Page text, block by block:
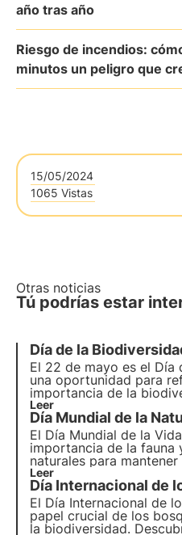
año tras año
Riesgo de incendios:
minutos un peligro que
15/05/2024
1065 Vistas
Otras noticias
Tú podrías estar
Día de la
El 22 de mayo es el
una oportunidad para
importancia de la
planeta. Celebre la
Lea nuestro artículo
Leer
Día Mundial de la
El Día Mundial de la
importancia de la fauna
naturales para
planeta. Descubre en
Día Mundial de la Vida
el compromiso de 3Bee
regeneración de la
Leer
Día Internacional de
El Día Internacional de
papel crucial de los
la biodiversidad.